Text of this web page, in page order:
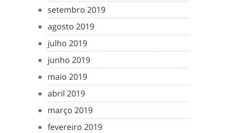
setembro 2019
agosto 2019
julho 2019
junho 2019
maio 2019
abril 2019
março 2019
fevereiro 2019